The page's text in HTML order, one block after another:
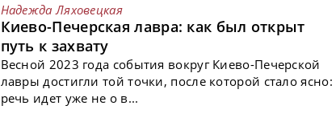
Надежда Ляховецкая
Киево-Печерская лавра: как был открыт
путь к захвату
Весной 2023 года события вокруг Киево-Печерской
лавры достигли той точки, после которой стало ясно:
речь идет уже не о в...